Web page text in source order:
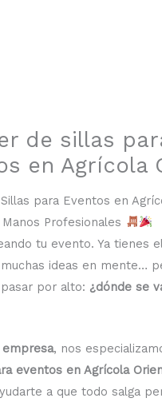
de sillas
en Agrícola
para Eventos en
Profesionales
tu evento. Ya tienes
ideas en mente…
por alto: ¿dónde se
empresa, nos
eventos en Agrícola
a que todo salga